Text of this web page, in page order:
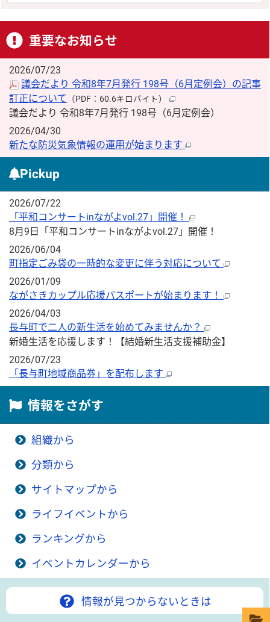
重要なお知らせ
2026/07/23
議会だより 令和8年7月発行 198号（6月定例会）の記事
訂正について （PDF：60.6キロバイト）
議会だより 令和8年7月発行 198号（6月定例会）
2026/04/30
新たな防災気象情報の運用が始まります
Pickup
2026/07/22
「平和コンサートinながよvol.27」開催！
8月9日「平和コンサートinながよvol.27」開催！
2026/06/04
町指定ごみ袋の一時的な変更に伴う対応について
2026/01/09
ながさきカップル応援パスポートが始まります！
2026/04/03
長与町で二人の新生活を始めてみませんか？
新婚生活を応援します！【結婚新生活支援補助金】
2026/07/23
「長与町地域商品券」を配布します
情報をさがす
組織から
分類から
サイトマップから
ライフイベントから
ランキングから
イベントカレンダーから
情報が見つからないときは